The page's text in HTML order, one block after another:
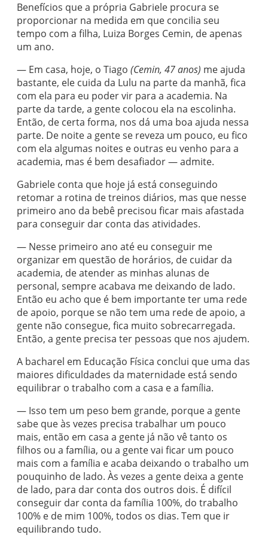
Benefícios que a própria Gabriele procura se
proporcionar na medida em que concilia seu
tempo com a filha, Luiza Borges Cemin, de apenas
um ano.
— Em casa, hoje, o Tiago (Cemin, 47 anos) me ajuda
bastante, ele cuida da Lulu na parte da manhã, fica
com ela para eu poder vir para a academia. Na
parte da tarde, a gente colocou ela na escolinha.
Então, de certa forma, nos dá uma boa ajuda nessa
parte. De noite a gente se reveza um pouco, eu fico
com ela algumas noites e outras eu venho para a
academia, mas é bem desafiador — admite.
Gabriele conta que hoje já está conseguindo
retomar a rotina de treinos diários, mas que nesse
primeiro ano da bebê precisou ficar mais afastada
para conseguir dar conta das atividades.
— Nesse primeiro ano até eu conseguir me
organizar em questão de horários, de cuidar da
academia, de atender as minhas alunas de
personal, sempre acabava me deixando de lado.
Então eu acho que é bem importante ter uma rede
de apoio, porque se não tem uma rede de apoio, a
gente não consegue, fica muito sobrecarregada.
Então, a gente precisa ter pessoas que nos ajudem.
A bacharel em Educação Física conclui que uma das
maiores dificuldades da maternidade está sendo
equilibrar o trabalho com a casa e a família.
— Isso tem um peso bem grande, porque a gente
sabe que às vezes precisa trabalhar um pouco
mais, então em casa a gente já não vê tanto os
filhos ou a família, ou a gente vai ficar um pouco
mais com a família e acaba deixando o trabalho um
pouquinho de lado. Às vezes a gente deixa a gente
de lado, para dar conta dos outros dois. É difícil
conseguir dar conta da família 100%, do trabalho
100% e de mim 100%, todos os dias. Tem que ir
equilibrando tudo.